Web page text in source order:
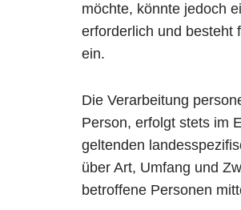
möchte, könnte jedoch
erforderlich und besteht
ein.
Die Verarbeitung
Person, erfolgt stets im
geltenden
über Art, Umfang und
betroffene Personen